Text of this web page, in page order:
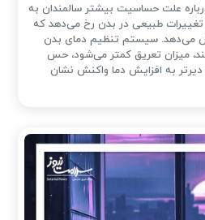
علت حساسیت بیشتر سالمندان به
تغییرات طبیعی در بدن رخ می‌دهد که
می‌دهد. سیستم تنظیم دمای بدن
میزان تعریق کمتر می‌شود، حس
به افزایش دما واکنش نشان